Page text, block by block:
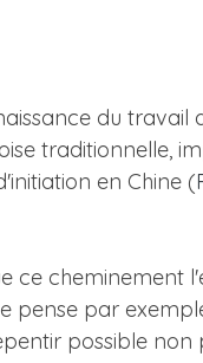
du travail
traditionnelle,
en Chine (
ce cheminement
pense par
possible